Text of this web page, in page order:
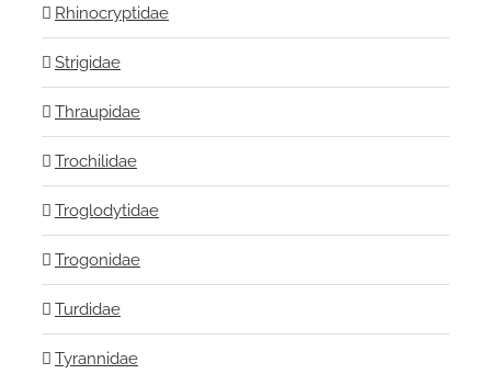
Rhinocryptidae
Strigidae
Thraupidae
Trochilidae
Troglodytidae
Trogonidae
Turdidae
Tyrannidae